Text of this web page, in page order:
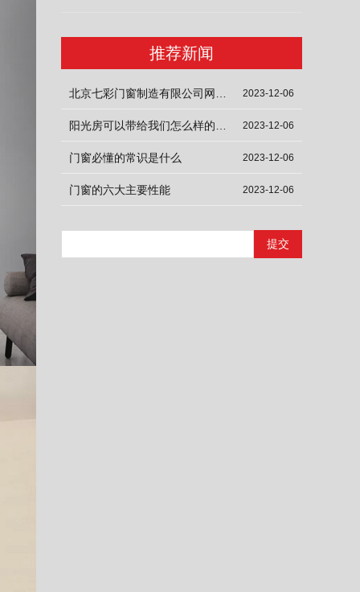
推荐新闻
2023-12-06
2023-12-06
门窗必懂的常识是什么 2023-12-06
门窗的六大主要性能 2023-12-06